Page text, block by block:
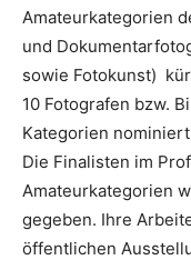
Amateurkategorien
und
sowie Fotokunst)
10 Fotografen bzw.
Kategorien
Die Finalisten im
Amateurkategorien
gegeben. Ihre
öffentlichen